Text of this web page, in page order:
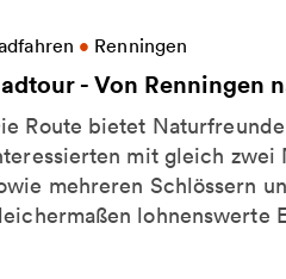
• Renningen
- Von Renningen
Route bietet
mit gleich zwei
mehreren Schlössern
lohnenswerte
Informationen zu